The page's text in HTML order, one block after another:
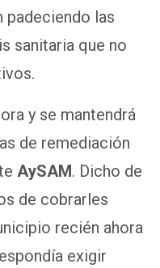
padeciendo las
sanitaria que no
y se mantendrá
de remediación
AySAM. Dicho de
de cobrarles
recién ahora
exigir